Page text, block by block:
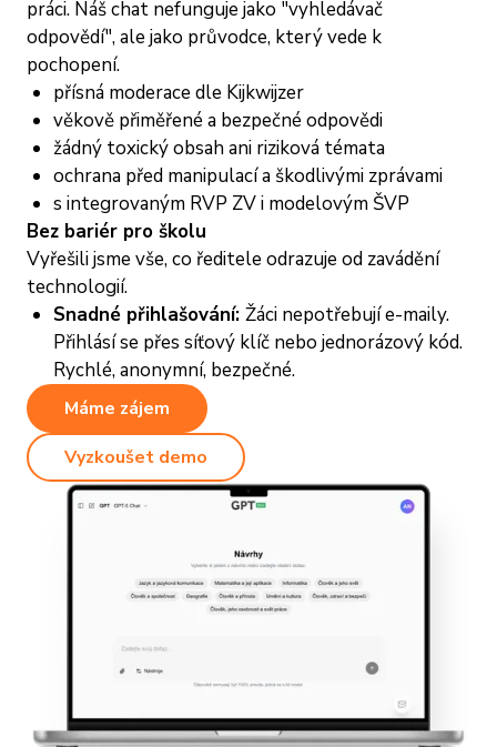
práci. Náš chat nefunguje jako "vyhledávač
odpovědí", ale jako průvodce, který vede k
pochopení.
přísná moderace dle Kijkwijzer
věkově přiměřené a bezpečné odpovědi
žádný toxický obsah ani riziková témata
ochrana před manipulací a škodlivými zprávami
s integrovaným RVP ZV i modelovým ŠVP
Bez bariér pro školu
Vyřešili jsme vše, co ředitele odrazuje od zavádění
technologií.
Snadné přihlašování: Žáci nepotřebují e-maily.
Přihlásí se přes síťový klíč nebo jednorázový kód.
Rychlé, anonymní, bezpečné.
Máme zájem
Vyzkoušet demo